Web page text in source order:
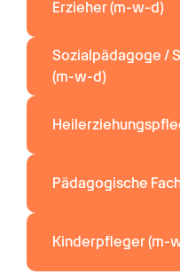
Erzieher (m-w-d)
(m-w-d)
Pädagogische
Kinderpfleger (m-